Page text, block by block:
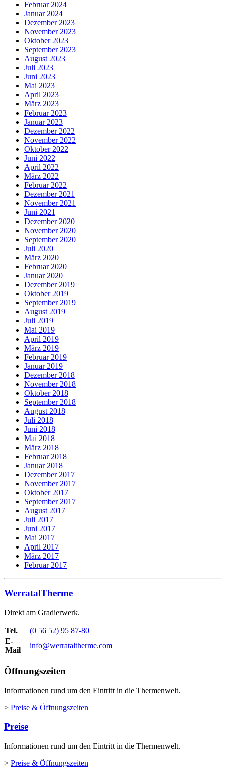
Februar 2024
Januar 2024
Dezember 2023
November 2023
Oktober 2023
September 2023
August 2023
Juli 2023
Juni 2023
Mai 2023
April 2023
März 2023
Februar 2023
Januar 2023
Dezember 2022
November 2022
Oktober 2022
Juni 2022
April 2022
März 2022
Februar 2022
Dezember 2021
November 2021
Juni 2021
Dezember 2020
November 2020
September 2020
Juli 2020
März 2020
Februar 2020
Januar 2020
Dezember 2019
Oktober 2019
September 2019
August 2019
Juli 2019
Mai 2019
April 2019
März 2019
Februar 2019
Januar 2019
Dezember 2018
November 2018
Oktober 2018
September 2018
August 2018
Juli 2018
Juni 2018
Mai 2018
März 2018
Februar 2018
Januar 2018
Dezember 2017
November 2017
Oktober 2017
September 2017
August 2017
Juli 2017
Juni 2017
Mai 2017
April 2017
März 2017
Februar 2017
WerratalTherme
Direkt am Gradierwerk.
Tel.
(0 56 52) 95 87-80
E-
Mail
info@werrataltherme.com
Öffnungszeiten
Informationen rund um den Eintritt in die Thermenwelt.
> Preise & Öffnungszeiten
Preise
Informationen rund um den Eintritt in die Thermenwelt.
> Preise & Öffnungszeiten